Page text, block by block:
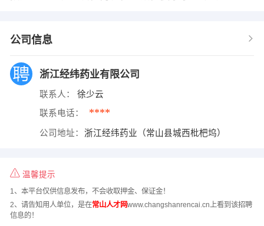
公司信息
浙江经纬药业有限公司
联系人： 徐少云
联系电话： ****
公司地址： 浙江经纬药业（常山县城西枇杷坞）
温馨提示
1、本平台仅供信息发布，不会收取押金、保证金！
2、请告知用人单位，是在常山人才网www.changshanrencai.cn上看到该招聘
信息的！